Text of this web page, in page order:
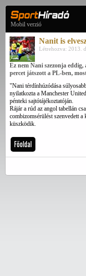
Mobil verzió
Nanit is
Létrehozva: 2013.
Ez nem Nani szezonja
percet játszott a PL-ben,
"Nani térdínhúzódása
nyilatkozta a Manchester
pénteki sajtótájékoztatóján.
Rájár a rúd az angol tabellán
combizomsérülést szenvedett
küszködik.
Főoldal